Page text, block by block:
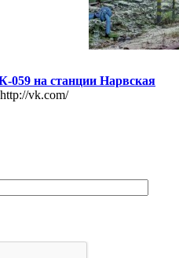
059 на станции Нарвская
vk.com/